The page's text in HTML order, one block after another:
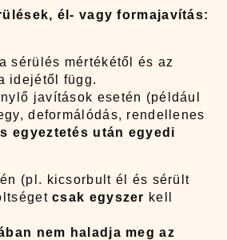
él- vagy formajavítás:
sérülés mértékétől és az
idejétől függ.
javítások esetén (például
deformálódás, rendellenes
egyeztetés után egyedi
(pl. kicsorbult él és sérült
csak egyszer kell
nem haladja meg az